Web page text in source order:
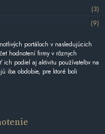
(3)
(9)
portáloch v nasledujúcich
hodnotení firmy v rôznych
podiel aj aktivitu používateľov na
iba obdobie, pre ktoré boli